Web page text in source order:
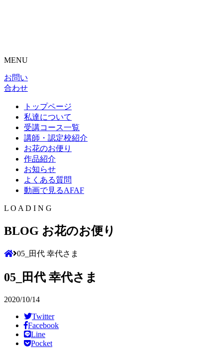
MENU
お問い
合わせ
トップページ
私達について
受講コース一覧
講師・認定校紹介
お花のお便り
作品紹介
お知らせ
よくある質問
動画で見るAFAF
L O A D I N G
BLOG お花のお便り
05_田代 幸代さま
05_田代 幸代さま
2020/10/14
Twitter
Facebook
Line
Pocket